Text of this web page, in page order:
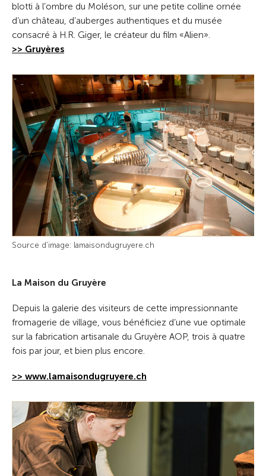
blotti à l’ombre du Moléson, sur une petite colline ornée
d’un château, d’auberges authentiques et du musée
consacré à H.R. Giger, le créateur du film «Alien».
>> Gruyères
Source d'image: lamaisondugruyere.ch
La Maison du Gruyère
Depuis la galerie des visiteurs de cette impressionnante
fromagerie de village, vous bénéficiez d’une vue optimale
sur la fabrication artisanale du Gruyère AOP, trois à quatre
fois par jour, et bien plus encore.
>> www.lamaisondugruyere.ch